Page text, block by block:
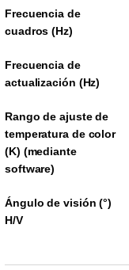
Frecuencia de
cuadros (Hz)
Frecuencia de
actualización (Hz)
Rango de ajuste de
temperatura de color
(K) (mediante
software)
Ángulo de visión (°)
H/V